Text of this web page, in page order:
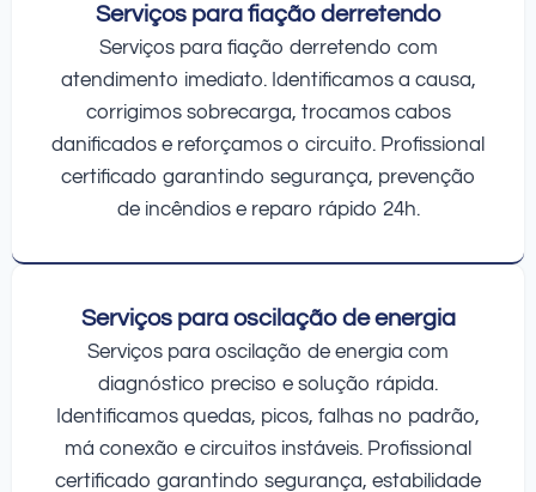
Serviços para fiação derretendo
Serviços para fiação derretendo com
atendimento imediato. Identificamos a causa,
corrigimos sobrecarga, trocamos cabos
danificados e reforçamos o circuito. Profissional
certificado garantindo segurança, prevenção
de incêndios e reparo rápido 24h.
Serviços para oscilação de energia
Serviços para oscilação de energia com
diagnóstico preciso e solução rápida.
Identificamos quedas, picos, falhas no padrão,
má conexão e circuitos instáveis. Profissional
certificado garantindo segurança, estabilidade